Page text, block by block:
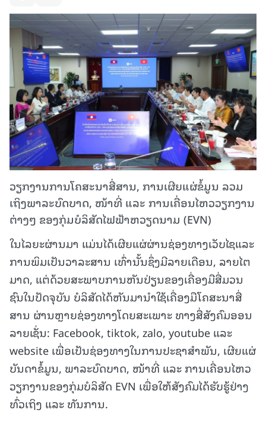
ວຽກງານການໂຄສະນາສື່ສານ, ການເຜີຍແຜ່ຂໍ້ມູນ ລວມ
ເຖິງພາລະບົດບາດ, ໜ້າທີ່ ແລະ ການເຄື່ອນໄຫວວຽກງານ
ຕ່າງໆ ຂອງກຸ່ມບໍລິສັດໄຟຟ້າຫວຽດນາມ (EVN)
ໃນໄລຍະຜ່ານມາ ແມ່ນໄດ້ເຜີຍແຜ່ຜ່ານຊ່ອງທາງເວັບໄຊແລະ
ການພິມເປັນວາລະສານ ເທົ່ານັ້ນຊຶ່ງມີລາຍເດືອນ, ລາຍໄຕ
ມາດ, ແຕ່ດ້ວຍສະພາບການຫັນປ່ຽນຂອງເຄື່ອງມືສື່ມວນ
ຊົນໃນປັດຈຸບັນ ບໍລິສັດໄດ້ຫັນມານໍາໃຊ້ເຄື່ອງມືໂຄສະນາສື່
ສານ ຜ່ານຫຼາຍຊ່ອງທາງໂດຍສະເພາະ ທາງສື່ສັງຄົມອອນ
ລາຍເຊັ່ນ: Facebook, tiktok, zalo, youtube ແລະ
website ເພື່ອເປັນຊ່ອງທາງໃນການປະຊາສໍາພັນ, ເຜີຍແຜ່
ບັນດາຂໍ້ມູນ, ພາລະບົດບາດ, ໜ້າທີ່ ແລະ ການເຄື່ອນໄຫວ
ວຽກງານຂອງກຸ່ມບໍລິສັດ EVN ເພື່ອໃຫ້ສັງຄົມໄດ້ຮັບຮູ້ຢ່າງ
ທົ່ວເຖິງ ແລະ ທັນການ.